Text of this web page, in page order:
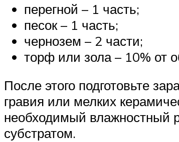
перегной – 1 часть;
песок – 1 часть;
чернозем – 2 части;
торф или зола – 10% от
После этого подготовьте
гравия или мелких
необходимый влажностный
субстратом.